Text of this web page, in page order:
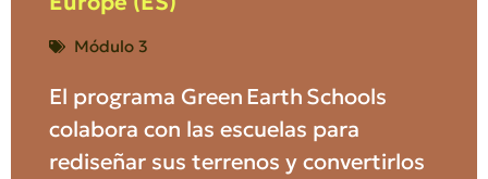
Módulo 3
El programa Green Earth Schools
colabora con las escuelas para
rediseñar sus terrenos y convertirlos